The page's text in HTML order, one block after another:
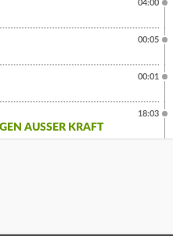
04:00
00:05
00:01
AUSSER KRAFT
18:03